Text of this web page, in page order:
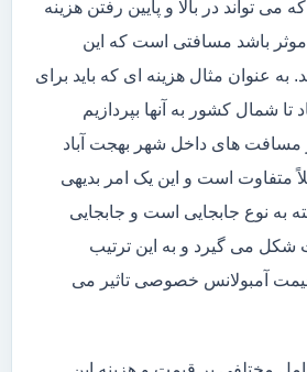
می تواند در بالا و پایین رفتن هزینه
موثر باشد مسافتی است که این
به عنوان مثال هزینه ای که باید برای
شمال کشور به آنها بپردازیم
مسافت های داخل شهر بهجت آباد
متفاوت است و این یک امر بدیهی
به نوع جابجایی است و جابجایی
می گیرد و به این ترتیب
آمبولانس خصوصی تاثیر می